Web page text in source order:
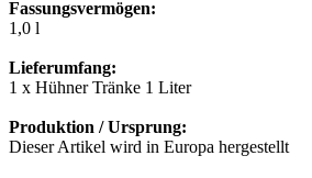
Fassungsvermögen:
1,0 l
Lieferumfang:
1 x Hühner Tränke 1 Liter
Produktion / Ursprung:
Dieser Artikel wird in Europa hergestellt